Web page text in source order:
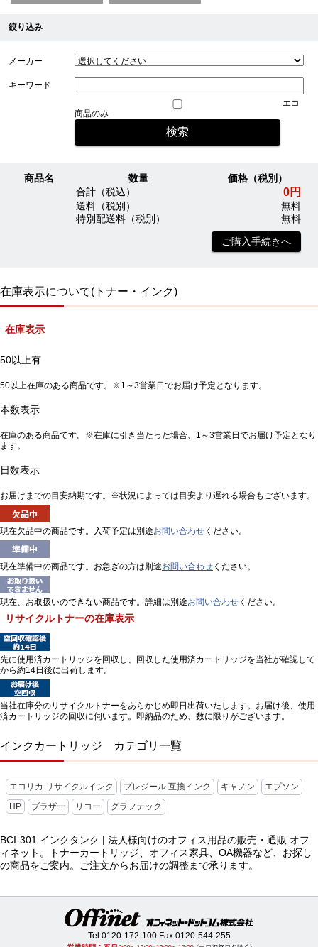
絞り込み
メーカー
キーワード
エコ
商品のみ
商品名 数量
価格（税別）
合計（税込）
0円
送料（税別）
無料
特別配送料（税別）
無料
ご購入手続きへ
在庫表示について(トナー・インク)
在庫表示
50以上有
50以上在庫のある商品です。※1～3営業日でお届け予定となります。
本数表示
在庫のある商品です。※在庫に引き当たった場合、1～3営業日でお届け予定となり
ます。
日数表示
お届けまでの目安納期です。※状況によっては目安より遅れる場合もございます。
現在欠品中の商品です。入荷予定は別途お問い合わせ ください。
現在準備中の商品です。お急ぎの方は別途お問い合わせ ください。
現在、お取扱いのできない商品です。詳細は別途お問い合わせ ください。
リサイクルトナーの在庫表示
先に使用済カートリッジを回収し、回収した使用済カートリッジを当社が確認して
から約14日後に出荷します。
当社在庫分のリサイクルトナーをあらかじめ即日出荷いたします。お届け後、使用
済カートリッジの回収に伺います。即納品のため、数に限りがございます。
インクカートリッジ カテゴリ一覧
エコリカ リサイクルインク プレジール 互換インク キャノン エプソン
HP ブラザー リコー グラフテック
BCI-301 インクタンク | 法人様向けのオフィス用品の販売・通販 オフ
ィネット。トナーカートリッジ、オフィス家具、OA機器など、お探し
の商品をご案内。ご注文からお届けの調整まで承ります。
Tel:0120-172-100Fax:0120-544-255